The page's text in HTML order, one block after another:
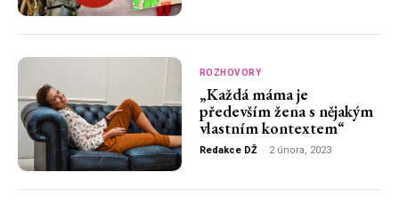
ROZHOVORY
„Každá máma je
především žena s nějakým
vlastním kontextem“
Redakce DŽ - 2 února, 2023